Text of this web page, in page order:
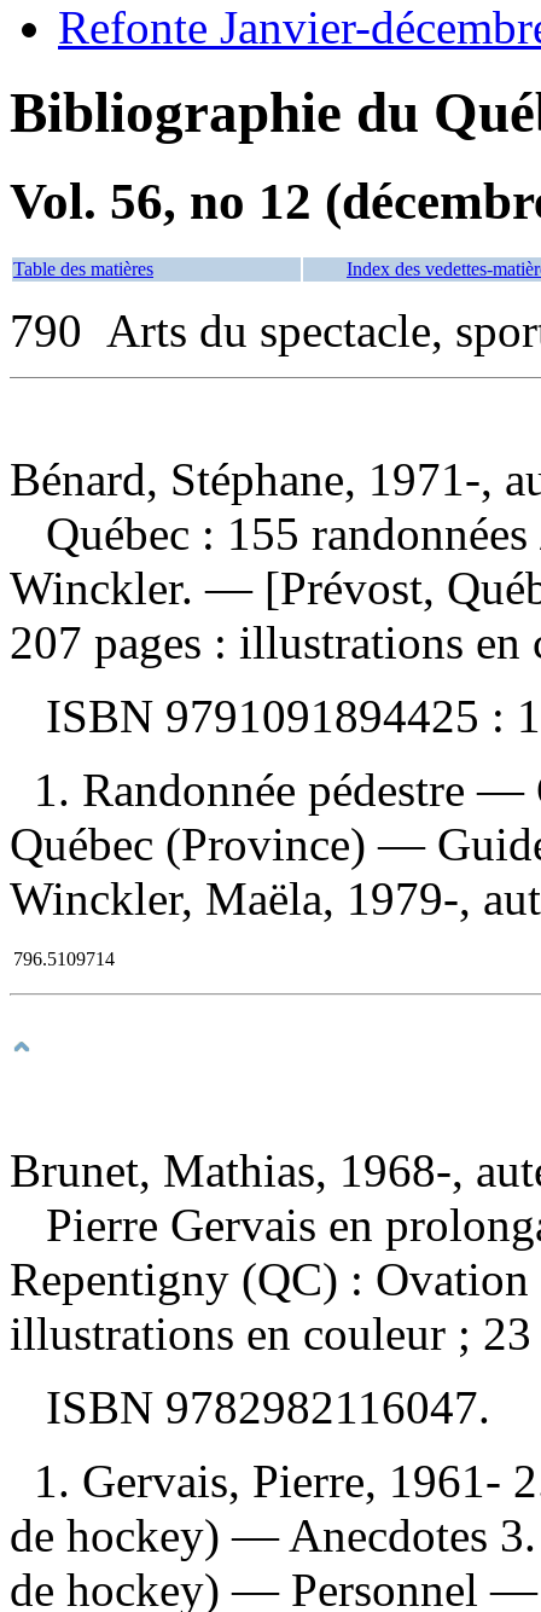
Refonte Janvier-
Bibliographie du
Vol. 56, no 12
Table des matières Index des vedettes-
790 Arts du spectacle,
Bénard, Stéphane, 1971-,
Québec : 155 randonnées
Winckler. — [Prévost,
207 pages : illustrations en
ISBN 9791091894425 :
1. Randonnée pédestre
Québec (Province) —
Winckler, Maëla, 1979-,
796.5109714
Brunet, Mathias, 1968-,
Pierre Gervais en
Repentigny (QC) :
illustrations en couleur ;
ISBN 9782982116047.
1. Gervais, Pierre, 1961-
de hockey) — Anecdotes
de hockey) — Personnel